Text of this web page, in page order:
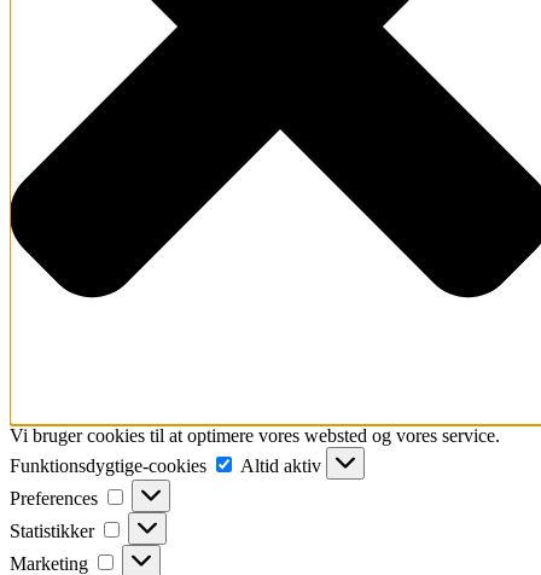
Vi bruger cookies til at optimere vores websted og vores service.
Funktionsdygtige-cookies
Funktionsdygtige-
cookies
Altid aktiv
Preferences
Preferences
Statistikker Statistikker
Marketing Marketing